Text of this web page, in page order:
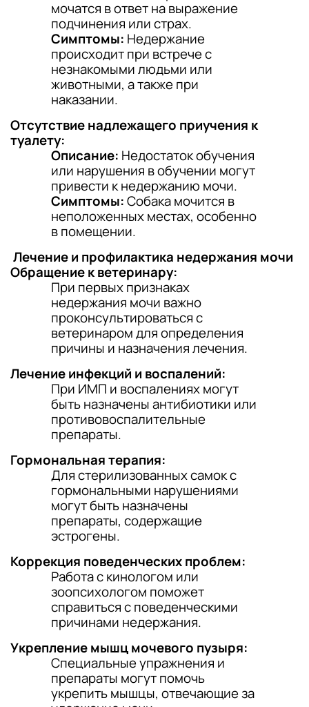
мочатся в ответ на выражение
подчинения или страх.
Симптомы: Недержание
происходит при встрече с
незнакомыми людьми или
животными, а также при
наказании.
Отсутствие надлежащего приучения к
туалету:
Описание: Недостаток обучения
или нарушения в обучении могут
привести к недержанию мочи.
Симптомы:Собака мочится в
неположенных местах, особенно
в помещении.
Лечение и профилактика недержания мочи
Обращение к ветеринару:
При первых признаках
недержания мочи важно
проконсультироваться с
ветеринаром для определения
причины и назначения лечения.
Лечение инфекций и воспалений:
При ИМП и воспалениях могут
быть назначены антибиотики или
противовоспалительные
препараты.
Гормональная терапия:
Для стерилизованных самок с
гормональными нарушениями
могут быть назначены
препараты, содержащие
эстрогены.
Коррекция поведенческих проблем:
Работа с кинологом или
зоопсихологом поможет
справиться с поведенческими
причинами недержания.
Укрепление мышц мочевого пузыря:
Специальные упражнения и
препараты могут помочь
укрепить мышцы, отвечающие за